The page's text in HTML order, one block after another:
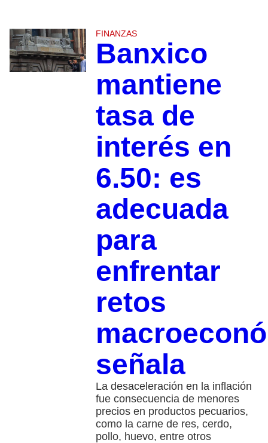
FINANZAS
Banxico
mantiene
tasa de
interés en
6.50: es
adecuada
para
enfrentar
retos
señala
La desaceleración en la inflación
fue consecuencia de menores
precios en productos pecuarios,
como la carne de res, cerdo,
pollo, huevo, entre otros